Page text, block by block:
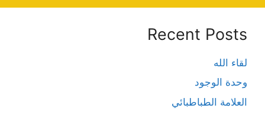
Recent Posts
لقاء الله
وحدة الوجود
العلامة الطباطبائي